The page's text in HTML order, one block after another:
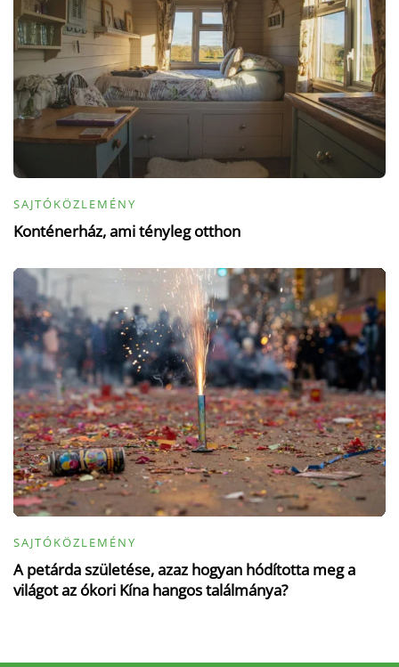
SAJTÓKÖZLEMÉNY
Konténerház, ami tényleg otthon
SAJTÓKÖZLEMÉNY
A petárda születése, azaz hogyan hódította meg a
világot az ókori Kína hangos találmánya?